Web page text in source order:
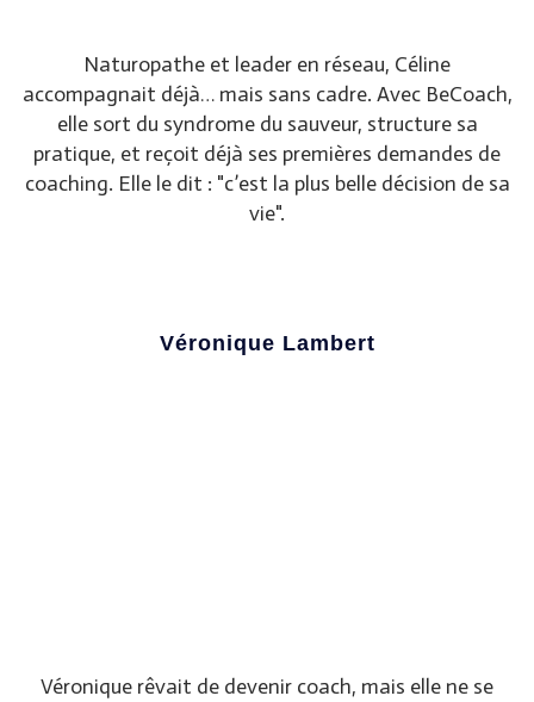
Naturopathe et leader en réseau, Céline
accompagnait déjà… mais sans cadre. Avec BeCoach,
elle sort du syndrome du sauveur, structure sa
pratique, et reçoit déjà ses premières demandes de
coaching. Elle le dit : "c’est la plus belle décision de sa
vie".
Véronique Lambert
Véronique rêvait de devenir coach, mais elle ne se